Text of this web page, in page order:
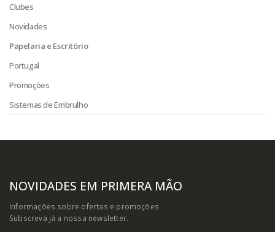
Clubes
Novidades
Papelaria e Escritório
Portugal
Promoções
Sistemas de Embrulho
NOVIDADES EM PRIMERA MÃO
Informações sobre ofertas e promoções
Subscreva já a nossa newsletter.